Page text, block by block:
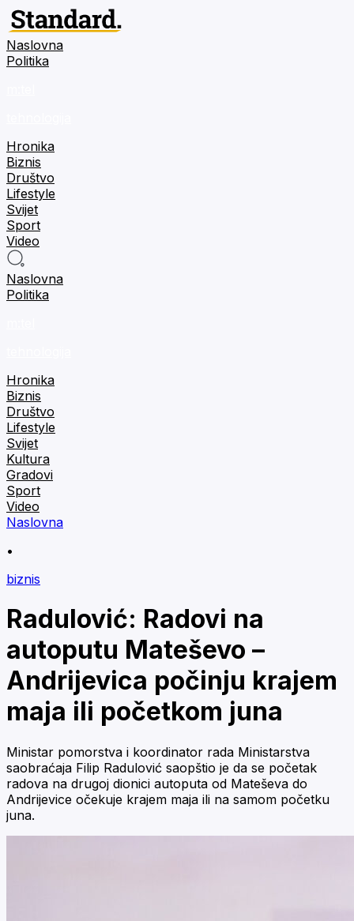
Naslovna
Politika
Hronika
Biznis
Društvo
Lifestyle
Svijet
Sport
Video
Naslovna
Politika
Hronika
Biznis
Društvo
Lifestyle
Svijet
Kultura
Gradovi
Sport
Video
Naslovna
•
biznis
Radulović: Radovi na
autoputu Mateševo –
Andrijevica počinju krajem
maja ili početkom juna
Ministar pomorstva i koordinator rada Ministarstva
saobraćaja Filip Radulović saopštio je da se početak
radova na drugoj dionici autoputa od Mateševa do
Andrijevice očekuje krajem maja ili na samom početku
juna.